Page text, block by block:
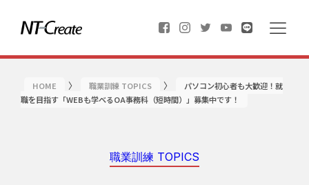
HOME 〉 職業訓練 TOPICS 〉
パソコン初心者も大歓迎！就
職を目指す「WEBも学べるOA事務科（短時間）」募集中です！
職業訓練 TOPICS